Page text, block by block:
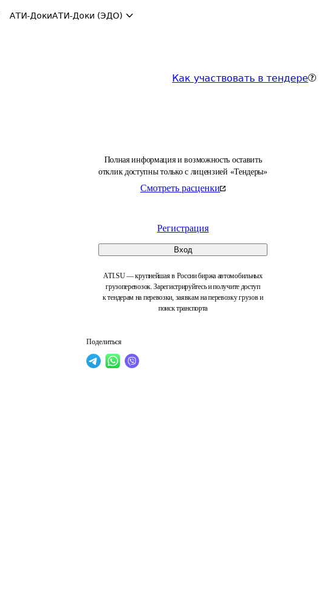
АТИ-ДокиАТИ-Доки (ЭДО)
Как участвовать в тендере
Полная информация и возможность оставить
отклик доступны только с лицензией «Тендеры»
Смотреть расценки
Регистрация
Вход
ATI.SU — крупнейшая в России биржа автомобильных
грузоперевозок. Зарегистрируйтесь и получите доступ
к тендерам на перевозки, заявкам на перевозку грузов и
поиск транспорта
Поделиться